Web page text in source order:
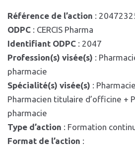
Référence de l’action :
ODPC : CERCIS Pharma
Identifiant ODPC : 2047
Profession(s) visée(s) :
pharmacie
Spécialité(s) visée(s) :
Pharmacien titulaire d’officine +
pharmacie
Type d’action : Formation
Format de l’action :